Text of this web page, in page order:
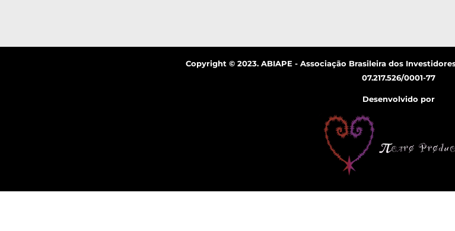
Copyright © 2023. ABIAPE - Associação Brasileira dos
07.217.526/0001-77
Desenvolvido por